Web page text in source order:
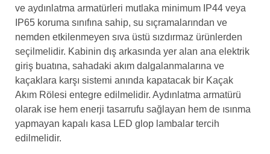
ve aydınlatma armatürleri mutlaka minimum IP44 veya
IP65 koruma sınıfına sahip, su sıçramalarından ve
nemden etkilenmeyen sıva üstü sızdırmaz ürünlerden
seçilmelidir. Kabinin dış arkasında yer alan ana elektrik
giriş buatına, sahadaki akım dalgalanmalarına ve
kaçaklara karşı sistemi anında kapatacak bir Kaçak
Akım Rölesi entegre edilmelidir. Aydınlatma armatürü
olarak ise hem enerji tasarrufu sağlayan hem de ısınma
yapmayan kapalı kasa LED glop lambalar tercih
edilmelidir.